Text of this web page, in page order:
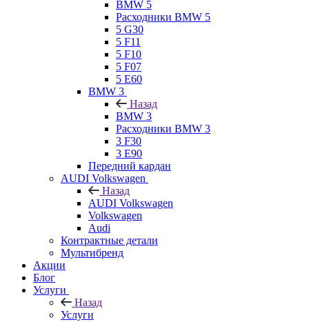
BMW 5
Расходники BMW 5
5 G30
5 F11
5 F10
5 F07
5 E60
BMW 3
Назад
BMW 3
Расходники BMW 3
3 F30
3 E90
Передний кардан
AUDI Volkswagen
Назад
AUDI Volkswagen
Volkswagen
Audi
Контрактные детали
Мультибренд
Акции
Блог
Услуги
Назад
Услуги